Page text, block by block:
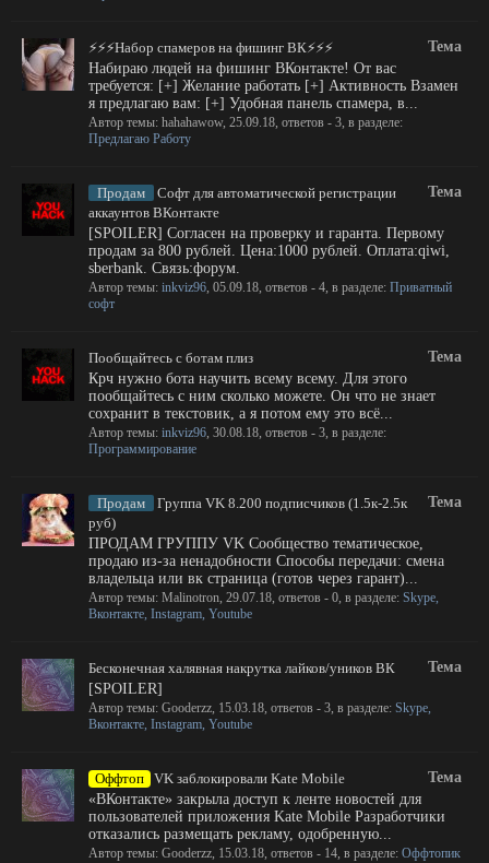
Тема
⚡⚡⚡Набор спамеров на фишинг ВК⚡⚡⚡
Набираю людей на фишинг ВКонтакте! От вас
требуется: [+] Желание работать [+] Активность Взамен
я предлагаю вам: [+] Удобная панель спамера, в...
Автор темы: hahahawow, 25.09.18, ответов - 3, в разделе:
Предлагаю Работу
Тема
Продам
Софт для автоматической регистрации
аккаунтов ВКонтакте
[SPOILER] Согласен на проверку и гаранта. Первому
продам за 800 рублей. Цена:1000 рублей. Оплата:qiwi,
sberbank. Связь:форум.
Автор темы: inkviz96, 05.09.18, ответов - 4, в разделе: Приватный
софт
Тема
Пообщайтесь с ботам плиз
Крч нужно бота научить всему всему. Для этого
пообщайтесь с ним сколько можете. Он что не знает
сохранит в текстовик, а я потом ему это всё...
Автор темы: inkviz96, 30.08.18, ответов - 3, в разделе:
Программирование
Тема
Продам
Группа VK 8.200 подписчиков (1.5к-2.5к
руб)
ПРОДАМ ГРУППУ VK Сообщество тематическое,
продаю из-за ненадобности Способы передачи: смена
владельца или вк страница (готов через гарант)...
Автор темы: Malinotron, 29.07.18, ответов - 0, в разделе: Skype,
Вконтакте, Instagram, Youtube
Тема
Бесконечная халявная накрутка лайков/уников ВК
[SPOILER]
Автор темы: Gooderzz, 15.03.18, ответов - 3, в разделе: Skype,
Вконтакте, Instagram, Youtube
Тема
Оффтоп VK заблокировали Kate Mobile
«ВКонтакте» закрыла доступ к ленте новостей для
пользователей приложения Kate Mobile Разработчики
отказались размещать рекламу, одобренную...
Автор темы: Gooderzz, 15.03.18, ответов - 14, в разделе: Оффтопик